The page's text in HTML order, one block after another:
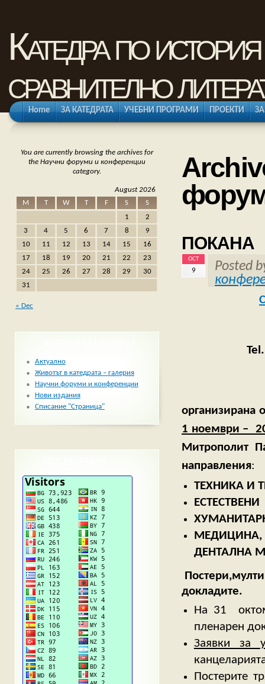
Катедра по история
сравнително
Home ЗА КАТЕДРАТА УЧЕБНИ ПРОГРАМИ ПРОЕКТИ
ПОКАНА
OCT
9
Posted
организирана
1 ноември –
Митрополит
направления:
ТЕХНИКА И
ЕСТЕСТВЕНИ
МЕДИЦИНА,
ДЕНТАЛНА
докладите.
На 31
пленарен
Заявки за
Постерите
You are currently browsing the archives for
the Научни форуми и конференции
category.
August 2026
M
T W T F S
S
1
2
3
4 5 6 7 8
9
10
11 12 13 14 15
16
17
18 19 20 21 22
23
24
25 26 27 28 29
30
31
« Dec
Актуално
Животът в катедрата – галерия
Научни форуми и конференции
Нови издания
Списание "Страница"